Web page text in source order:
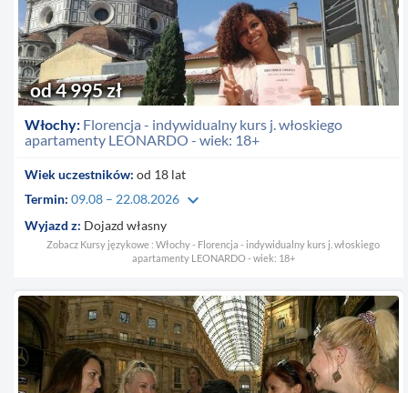
Włochy: Florencja - indywidualny kurs j. włoskiego
apartamenty LEONARDO - wiek: 18+
od 4 995 zł
Wiek uczestników: od 18 lat
Termin: 09.08 – 22.08.2026 keyboard_arrow_down
Wyjazd z: Dojazd własny
Zobacz Kursy językowe : Włochy - Florencja - indywidualny kurs j. włoskiego
apartamenty LEONARDO - wiek: 18+